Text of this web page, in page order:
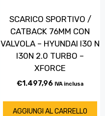
SCARICO SPORTIVO /
CATBACK 76MM CON
VALVOLA – HYUNDAI I30 N
I30N 2.0 TURBO –
XFORCE
€1.497,96 IVA inclusa
AGGIUNGI AL CARRELLO